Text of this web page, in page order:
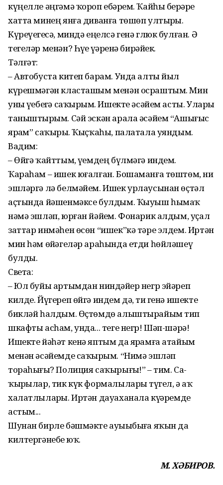
күңел­ле әңгәмә ҡороп ебәрҙем. Ҡайһы берҙәре
хатта минең янға ди­ванға төшөп ултырҙы.
Күреүегеҙсә, миндә еңелсә генә глюк булған. Ә
тегеләр ме­нән? Һүҙҙе үҙҙәренә бирәйек.
Тәлғәт:
– Автобуста китеп барам. Унда алты йыл
күрешмәгән класташым менән осраштым. Мин
уны үҙебеҙгә саҡырҙым. Ишекте әсә­йем асты. Уларҙы
таныштыр­ҙым. Сәй эскән арала әсәйем “Ашы­ғыс
ярҙам” саҡырҙы. Ҡыҫ­ҡаһы, палатала уяндым.
Вадим:
– Өйгә ҡайттым, үҙемдең бүл­мәгә индем.
Ҡараһам – ишек юғалған. Бошаманға төштөм, ни
эшләргә лә белмәйем. Ишек урлаусынан өҫтәл
аҫтында йәшен­мәксе булдым. Ҡыуыш һымаҡ
нәмә эшләп, юрған йәйҙем. Фонарик алдым, уҫал
заттар ин­мәһен өсөн “ишек”кә тәре элдем. Иртән
мин һәм өйҙәгеләр ара­һында етди һөйләшеү
булды.
Света:
– Юл буйы артымдан ниндәй­ҙер негр эйәреп
килде. Йүгереп өйгә индем дә, тиҙ генә ишекте
бикләй һалдым. Өҫтөмдө алыштырайым тип
шкафты асһам, унда... теге негр! Шәп-шәрә!
Ишекте йәһәт кенә яптым да ярҙамға атайым
менән әсәйемде саҡыр­ҙым. “Нимә эшләп
тораһығыҙ? По­лиция саҡырығыҙ!” – тим. Са­
ҡырҙылар, тик күк форма­лы­ларҙы түгел, ә аҡ
халатлыларҙы. Иртән дауаханала күҙҙәремде
астым...
Шунан бирле бәшмәкте ауы­ҙы­быҙға яҡын да
килтергәнебеҙ юҡ.
М. ХӘБИРОВ.